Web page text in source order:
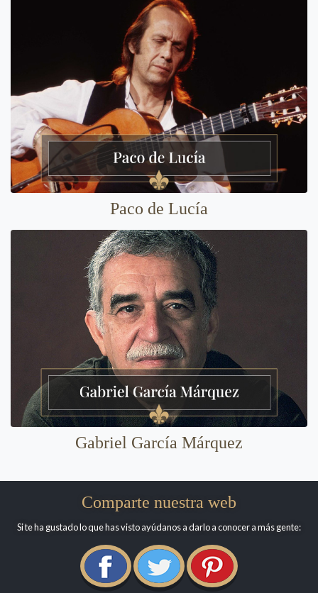
Paco de Lucía
Gabriel García Márquez
Comparte nuestra web
Si te ha gustado lo que has visto ayúdanos a darlo a conocer a más gente: